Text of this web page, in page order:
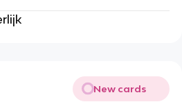
New cards